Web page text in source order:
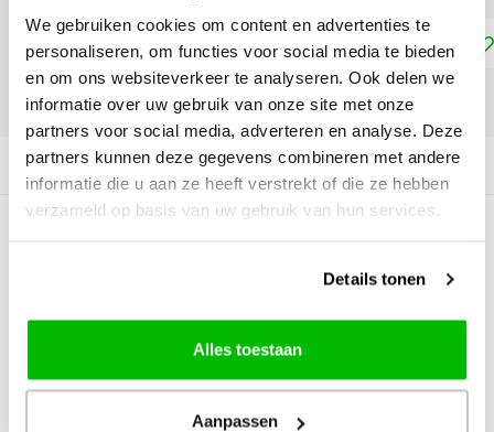
We gebruiken cookies om content en advertenties te
personaliseren, om functies voor social media te bieden
en om ons websiteverkeer te analyseren. Ook delen we
informatie over uw gebruik van onze site met onze
partners voor social media, adverteren en analyse. Deze
partners kunnen deze gegevens combineren met andere
informatie die u aan ze heeft verstrekt of die ze hebben
verzameld op basis van uw gebruik van hun services.
Details tonen
Alles toestaan
Aanpassen
Toevoegen aan winkelwagen
DELEN:
Productomschrijving